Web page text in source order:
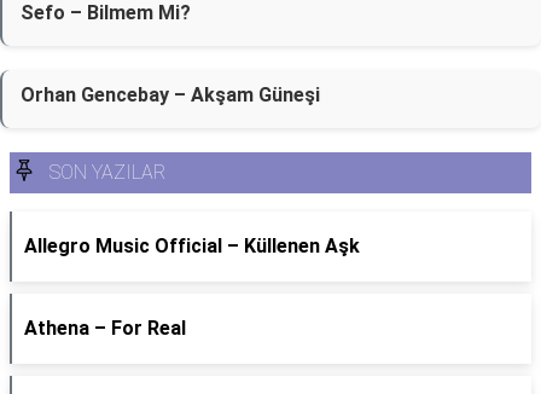
Sefo – Bilmem Mi?
Orhan Gencebay – Akşam Güneşi
SON YAZILAR
Allegro Music Official – Küllenen Aşk
Athena – For Real